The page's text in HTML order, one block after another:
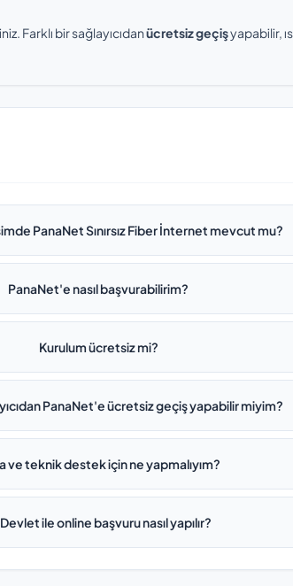
Farklı bir sağlayıcıdanücretsiz geçişyapabilir,
PanaNet Sınırsız Fiber İnternet mevcut mu?
PanaNet'e nasıl başvurabilirim?
Kurulum ücretsiz mi?
PanaNet'e ücretsiz geçiş yapabilir miyim?
ve teknik destek için ne yapmalıyım?
ile online başvuru nasıl yapılır?